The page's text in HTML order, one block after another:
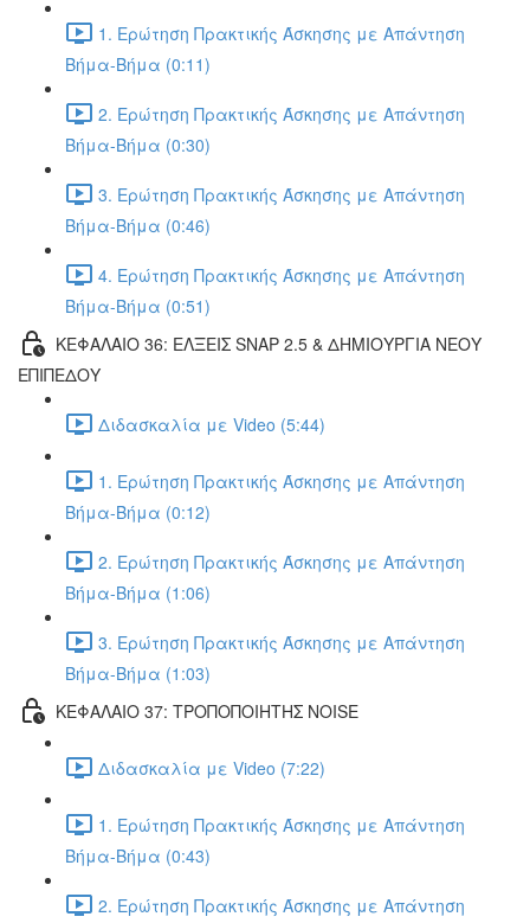
1. Ερώτηση Πρακτικής Άσκησης με Απάντηση
Βήμα-Βήμα (0:11)
2. Ερώτηση Πρακτικής Άσκησης με Απάντηση
Βήμα-Βήμα (0:30)
3. Ερώτηση Πρακτικής Άσκησης με Απάντηση
Βήμα-Βήμα (0:46)
4. Ερώτηση Πρακτικής Άσκησης με Απάντηση
Βήμα-Βήμα (0:51)
ΚΕΦΑΛΑΙΟ 36: ΕΛΞΕΙΣ SNAP 2.5 & ΔΗΜΙΟΥΡΓΙΑ ΝΕΟΥ
ΕΠΙΠΕΔΟΥ
Διδασκαλία με Video (5:44)
1. Ερώτηση Πρακτικής Άσκησης με Απάντηση
Βήμα-Βήμα (0:12)
2. Ερώτηση Πρακτικής Άσκησης με Απάντηση
Βήμα-Βήμα (1:06)
3. Ερώτηση Πρακτικής Άσκησης με Απάντηση
Βήμα-Βήμα (1:03)
ΚΕΦΑΛΑΙΟ 37: ΤΡΟΠΟΠΟΙΗΤΗΣ NOISE
Διδασκαλία με Video (7:22)
1. Ερώτηση Πρακτικής Άσκησης με Απάντηση
Βήμα-Βήμα (0:43)
2. Ερώτηση Πρακτικής Άσκησης με Απάντηση